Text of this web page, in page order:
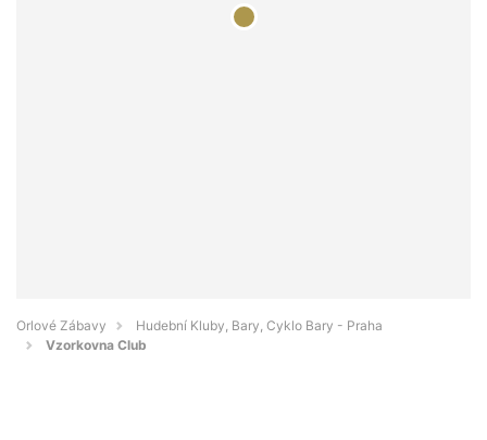
Orlové Zábavy
Hudební Kluby, Bary, Cyklo Bary - Praha
Vzorkovna Club